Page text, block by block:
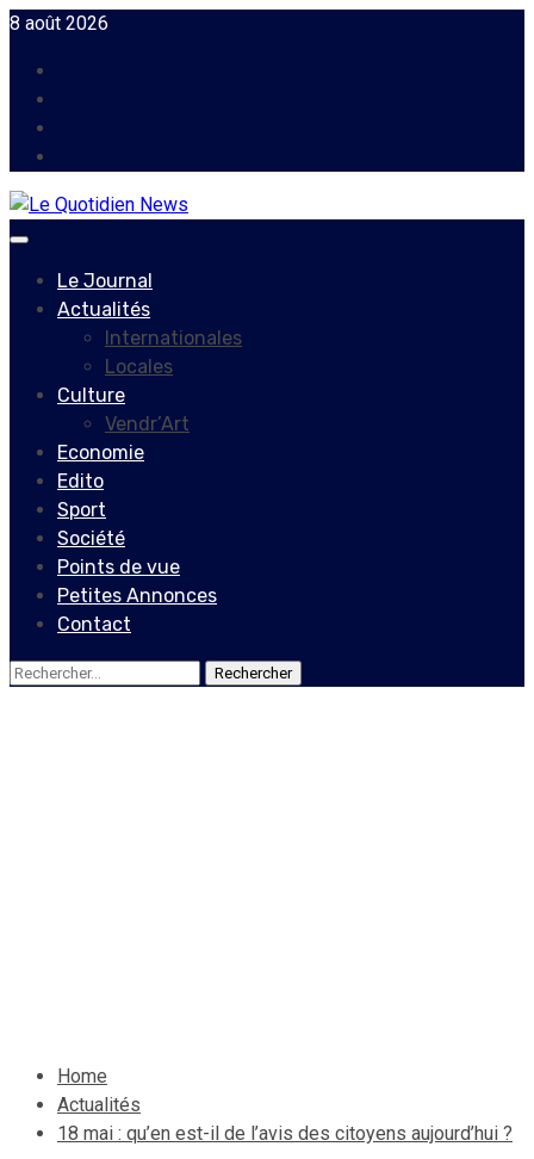
Skip
content
8 août 2026
Primary
Le Journal
Actualités
Internationales
Locales
Culture
Vendr’Art
Economie
Edito
Sport
Société
Points de vue
Petites Annonces
Contact
Rechercher :
Home
Actualités
18 mai : qu’en est-il de l’avis des citoyens aujourd’hui ?